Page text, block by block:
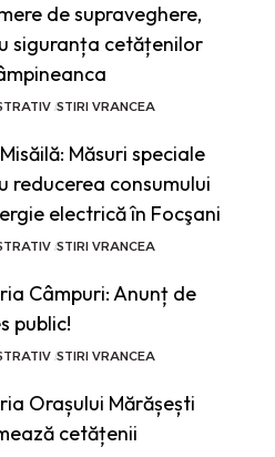
de supraveghere,
siguranța cetățenilor
STIRI VRANCEA
Măsuri speciale
reducerea consumului
electrică în Focşani
STIRI VRANCEA
Câmpuri: Anunț de
public!
STIRI VRANCEA
Orașului Mărășești
cetățenii